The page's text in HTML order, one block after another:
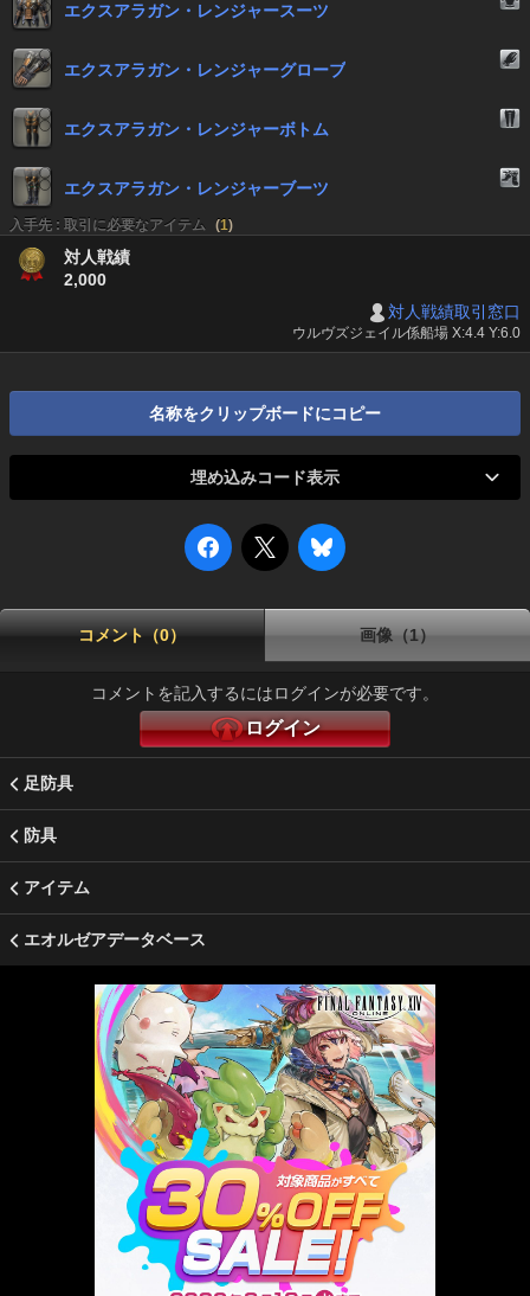
エクスアラガン・レンジャースーツ
エクスアラガン・レンジャーグローブ
エクスアラガン・レンジャーボトム
エクスアラガン・レンジャーブーツ
入手先 : 取引に必要なアイテム (1)
対人戦績
2,000
対人戦績取引窓口
ウルヴズジェイル係船場 X:4.4 Y:6.0
名称をクリップボードにコピー
埋め込みコード表示
コメント（0） 画像（1）
コメントを記入するにはログインが必要です。
ログイン
足防具
防具
アイテム
エオルゼアデータベース